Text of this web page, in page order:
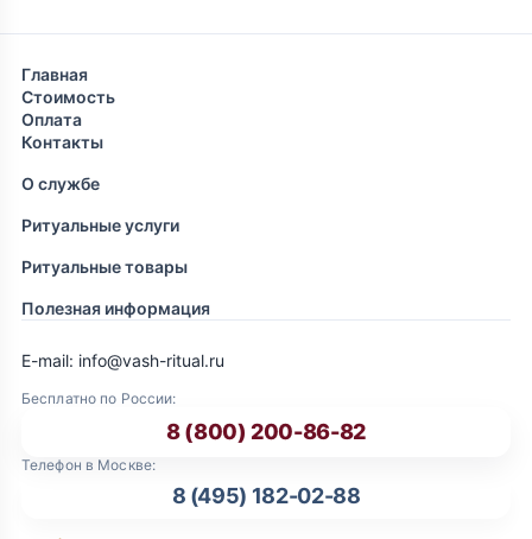
Главная
Стоимость
Оплата
Контакты
О службе
Ритуальные услуги
Ритуальные товары
Полезная информация
Бесплатно по России:
8 (800) 200-86-82
Телефон в Москве:
8 (495) 182-02-88
E-mail: info@vash-ritual.ru